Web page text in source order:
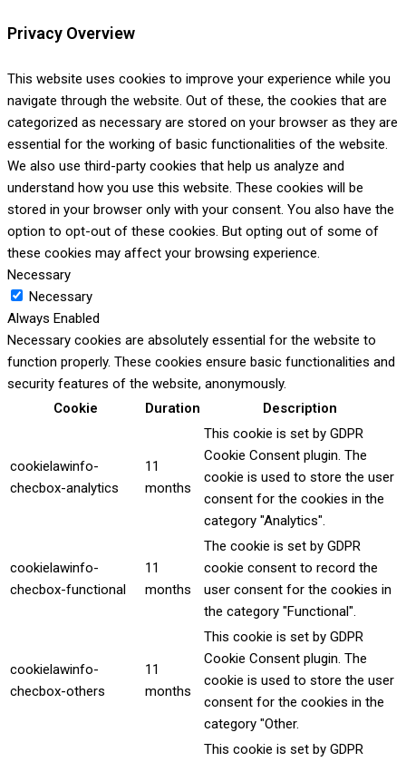
Privacy Overview
This website uses cookies to improve your experience while you
navigate through the website. Out of these, the cookies that are
categorized as necessary are stored on your browser as they are
essential for the working of basic functionalities of the website.
We also use third-party cookies that help us analyze and
understand how you use this website. These cookies will be
stored in your browser only with your consent. You also have the
option to opt-out of these cookies. But opting out of some of
these cookies may affect your browsing experience.
Necessary
Necessary
Always Enabled
Necessary cookies are absolutely essential for the website to
function properly. These cookies ensure basic functionalities and
security features of the website, anonymously.
Cookie
Duration Description
cookielawinfo-
checbox-analytics
11
months
This cookie is set by GDPR
Cookie Consent plugin. The
cookie is used to store the user
consent for the cookies in the
category "Analytics".
cookielawinfo-
checbox-functional
11
months
The cookie is set by GDPR
cookie consent to record the
user consent for the cookies in
the category "Functional".
cookielawinfo-
checbox-others
11
months
This cookie is set by GDPR
Cookie Consent plugin. The
cookie is used to store the user
consent for the cookies in the
category "Other.
This cookie is set by GDPR